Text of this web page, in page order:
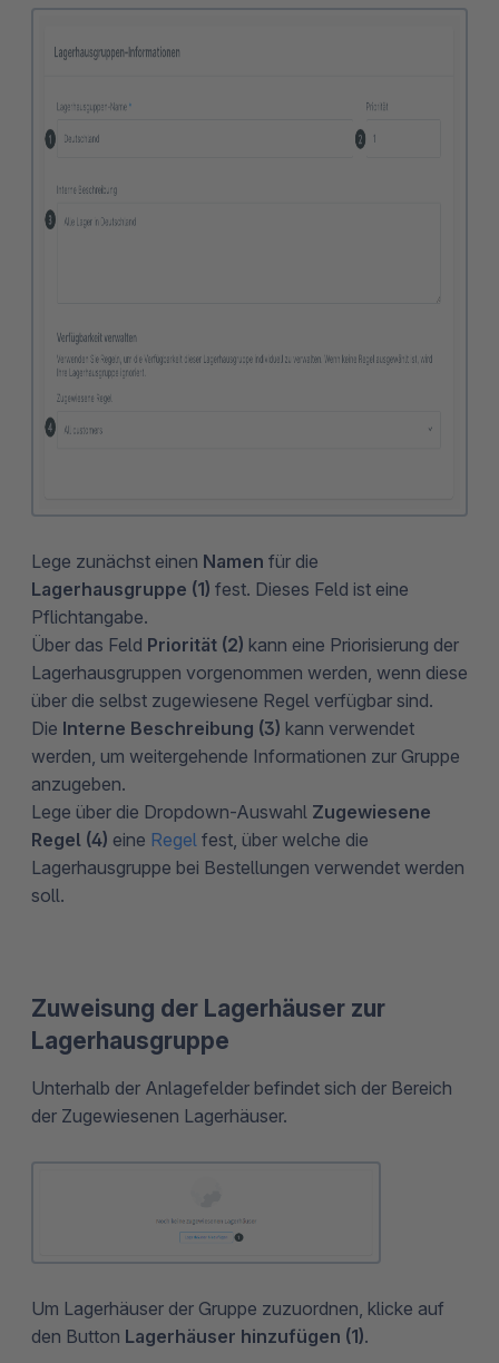
Lege zunächst einen Namen für die
Lagerhausgruppe (1) fest. Dieses Feld ist eine
Pflichtangabe.
Über das Feld Priorität (2) kann eine Priorisierung der
Lagerhausgruppen vorgenommen werden, wenn diese
über die selbst zugewiesene Regel verfügbar sind.
Die Interne Beschreibung (3) kann verwendet
werden, um weitergehende Informationen zur Gruppe
anzugeben.
Lege über die Dropdown-Auswahl Zugewiesene
Regel (4) eine Regel fest, über welche die
Lagerhausgruppe bei Bestellungen verwendet werden
soll.
Zuweisung der Lagerhäuser zur
Lagerhausgruppe
Unterhalb der Anlagefelder befindet sich der Bereich
der Zugewiesenen Lagerhäuser.
Um Lagerhäuser der Gruppe zuzuordnen, klicke auf
den Button Lagerhäuser hinzufügen (1).